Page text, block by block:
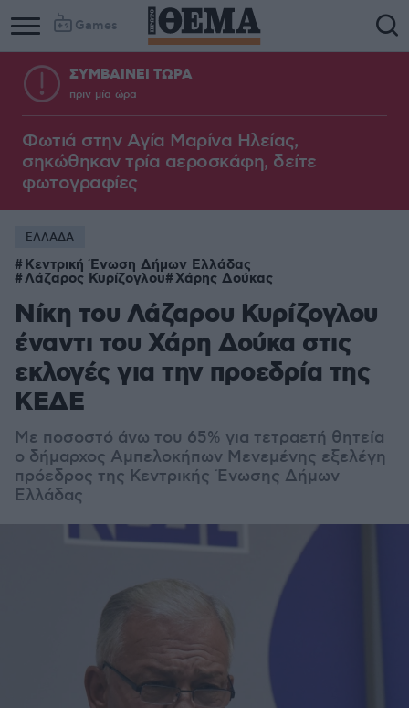
Games
ΣΥΜΒΑΙΝΕΙ ΤΩΡΑ
πριν μία ώρα
Φωτιά στην Aγία Μαρίνα Ηλείας,
σηκώθηκαν τρία αεροσκάφη, δείτε
φωτογραφίες
ΕΛΛΑΔΑ
Κεντρική Ένωση Δήμων Ελλάδας
Λάζαρος Κυρίζογλου Χάρης Δούκας
Νίκη του Λάζαρου Κυρίζογλου
έναντι του Χάρη Δούκα στις
εκλογές για την προεδρία της
ΚΕΔΕ
Με ποσοστό άνω του 65% για τετραετή θητεία
ο δήμαρχος Αμπελοκήπων Μενεμένης εξελέγη
πρόεδρος της Κεντρικής Ένωσης Δήμων
Ελλάδας